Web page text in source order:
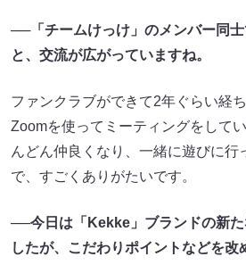
──「チームけっけ」のメンバー同
と、交流が広がっていますね。
ファンクラブができて2年ぐらい経
Zoomを使ってミーティングをして
んどん仲良くなり、一緒に遊びに行
で、すごくありがたいです。
──今日は「Kekke」ブランドの新た
したが、こだわりポイントなどを改